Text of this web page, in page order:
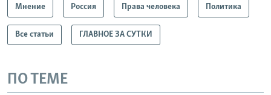
Мнение Россия Права человека Политика
Все статьи ГЛАВНОЕ ЗА СУТКИ
ПО ТЕМЕ